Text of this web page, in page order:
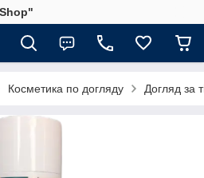
Косметика по догляду Догляд за